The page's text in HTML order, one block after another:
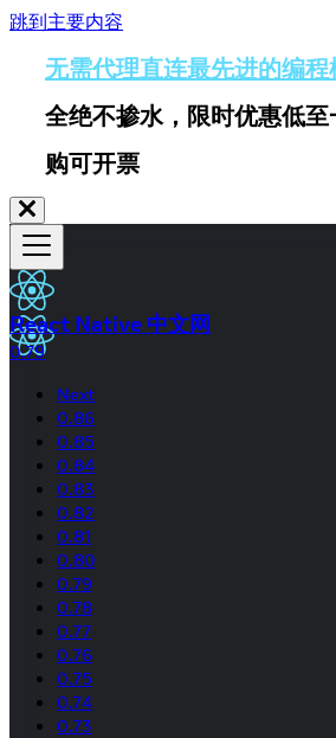
跳到主要内容
无需代理直连最先进的编程
全绝不掺水，限时优惠低
购可开票
React Native 中文网
0.79
Next
0.86
0.85
0.84
0.83
0.82
0.81
0.80
0.79
0.78
0.77
0.76
0.75
0.74
0.73